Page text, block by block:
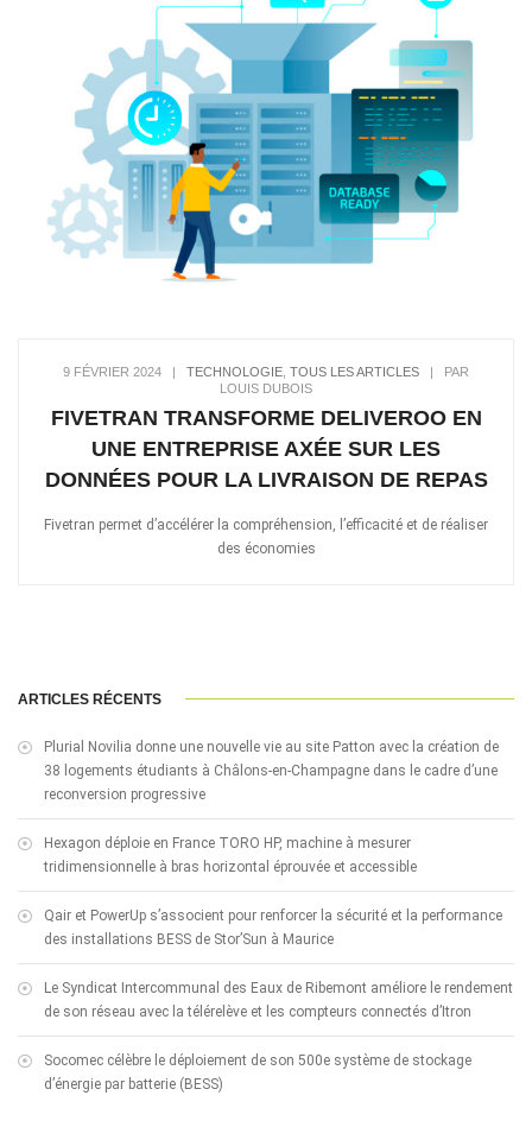
9 FÉVRIER 2024 | TECHNOLOGIE TOUS LES ARTICLES | PAR
LOUIS DUBOIS
FIVETRAN TRANSFORME DELIVEROO EN
UNE ENTREPRISE AXÉE SUR LES
DONNÉES POUR LA LIVRAISON DE REPAS
Fivetran permet d’accélérer la compréhension, l’efficacité et de réaliser
des économies
ARTICLES RÉCENTS
Plurial Novilia donne une nouvelle vie au site Patton avec la création de
38 logements étudiants à Châlons-en-Champagne dans le cadre d’une
reconversion progressive
Hexagon déploie en France TORO HP, machine à mesurer
tridimensionnelle à bras horizontal éprouvée et accessible
Qair et PowerUp s’associent pour renforcer la sécurité et la performance
des installations BESS de Stor’Sun à Maurice
Le Syndicat Intercommunal des Eaux de Ribemont améliore le rendement
de son réseau avec la télérelève et les compteurs connectés d’Itron
Socomec célèbre le déploiement de son 500e système de stockage
d’énergie par batterie (BESS)